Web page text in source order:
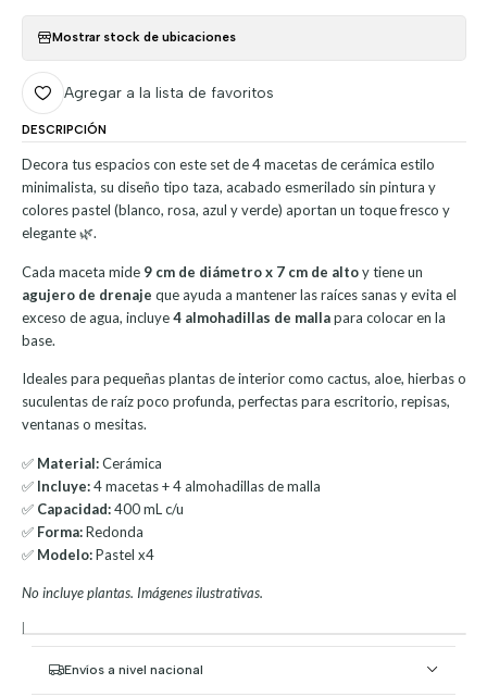
Mostrar stock de ubicaciones
Agregar a la lista de favoritos
DESCRIPCIÓN
Decora tus espacios con este set de 4 macetas de cerámica estilo
minimalista, su diseño tipo taza, acabado esmerilado sin pintura y
colores pastel (blanco, rosa, azul y verde) aportan un toque fresco y
elegante 🌿.
Cada maceta mide 9 cm de diámetro x 7 cm de altoy tiene un
agujero de drenaje que ayuda a mantener las raíces sanas y evita el
exceso de agua, incluye4 almohadillas de mallapara colocar en la
base.
Ideales para pequeñas plantas de interior como cactus, aloe, hierbas o
suculentas de raíz poco profunda, perfectas para escritorio, repisas,
ventanas o mesitas.
✅ Material:Cerámica
✅ Incluye:4 macetas + 4 almohadillas de malla
✅ Capacidad:400 mL c/u
✅ Forma:Redonda
✅ Modelo:Pastel x4
No incluye plantas. Imágenes ilustrativas.
Envíos a nivel nacional